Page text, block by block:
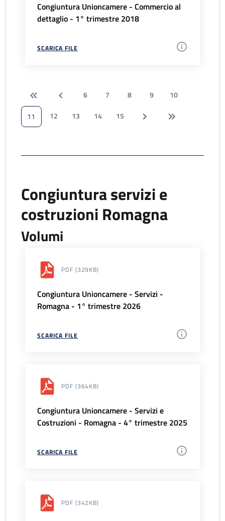
Congiuntura Unioncamere - Commercio al
dettaglio - 1° trimestre 2018
SCARICA FILE
6 7 8 9
10
11
12 13 14 15
Congiuntura servizi e
costruzioni Romagna
Volumi
PDF (329KB)
Congiuntura Unioncamere - Servizi -
Romagna - 1° trimestre 2026
SCARICA FILE
PDF (364KB)
Congiuntura Unioncamere - Servizi e
Costruzioni - Romagna - 4° trimestre 2025
SCARICA FILE
PDF (342KB)